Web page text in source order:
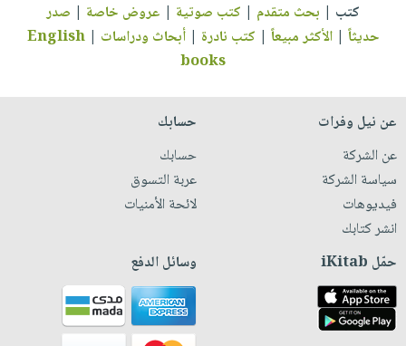
كتب | بحث متقدم | كتب صوتية | عروض خاصة | صدر
حديثاً |الأكثر مبيعاً | كتب نادرة |أبحاث ودراسات |
English
books
عن نيل وفرات
عن الشركة
سياسة الشركة
فيديوهات
انشر كتابك
حسابك
حسابك
عربة التسوق
لائحة الأمنيات
حمّل iKitab وسائل الدفع